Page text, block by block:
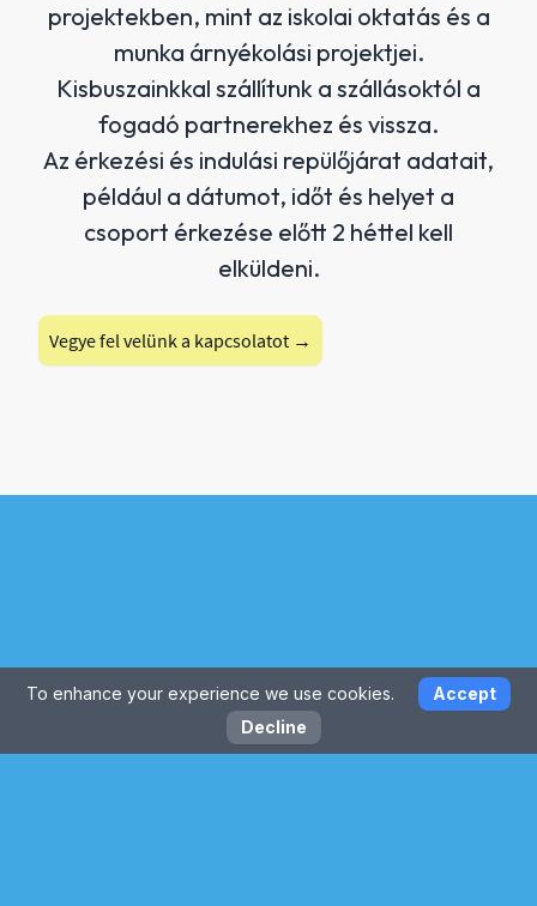
projektekben, mint az iskolai oktatás és a
munka árnyékolási projektjei.
Kisbuszainkkal szállítunk a szállásoktól a
fogadó partnerekhez és vissza.
Az érkezési és indulási repülőjárat adatait,
például a dátumot, időt és helyet a
csoport érkezése előtt 2 héttel kell
elküldeni.
Vegye fel velünk a kapcsolatot →
To enhance your experience we use cookies.
Accept
Decline